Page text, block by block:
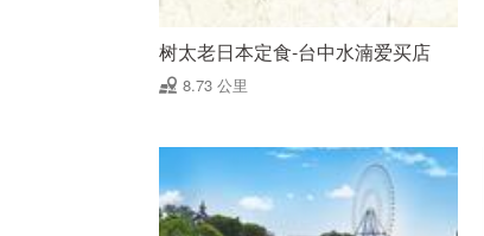
树太老日本定食-台中水湳爱买店
8.73 公里